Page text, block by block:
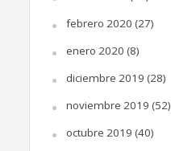
febrero 2020 (27)
enero 2020 (8)
diciembre 2019 (28)
noviembre 2019 (52)
octubre 2019 (40)